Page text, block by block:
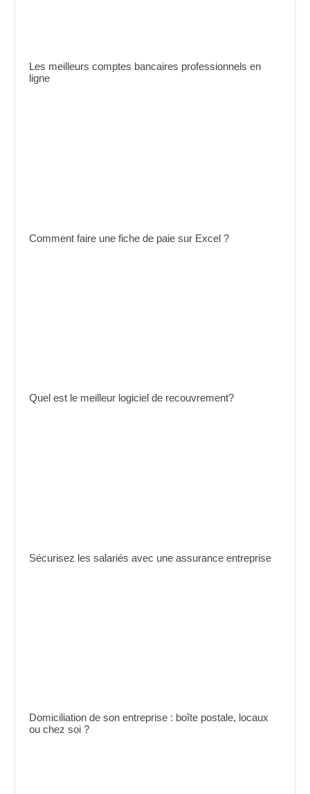
Les meilleurs comptes bancaires professionnels en
ligne
Comment faire une fiche de paie sur Excel ?
Quel est le meilleur logiciel de recouvrement?
Sécurisez les salariés avec une assurance entreprise
Domiciliation de son entreprise : boîte postale, locaux
ou chez soi ?